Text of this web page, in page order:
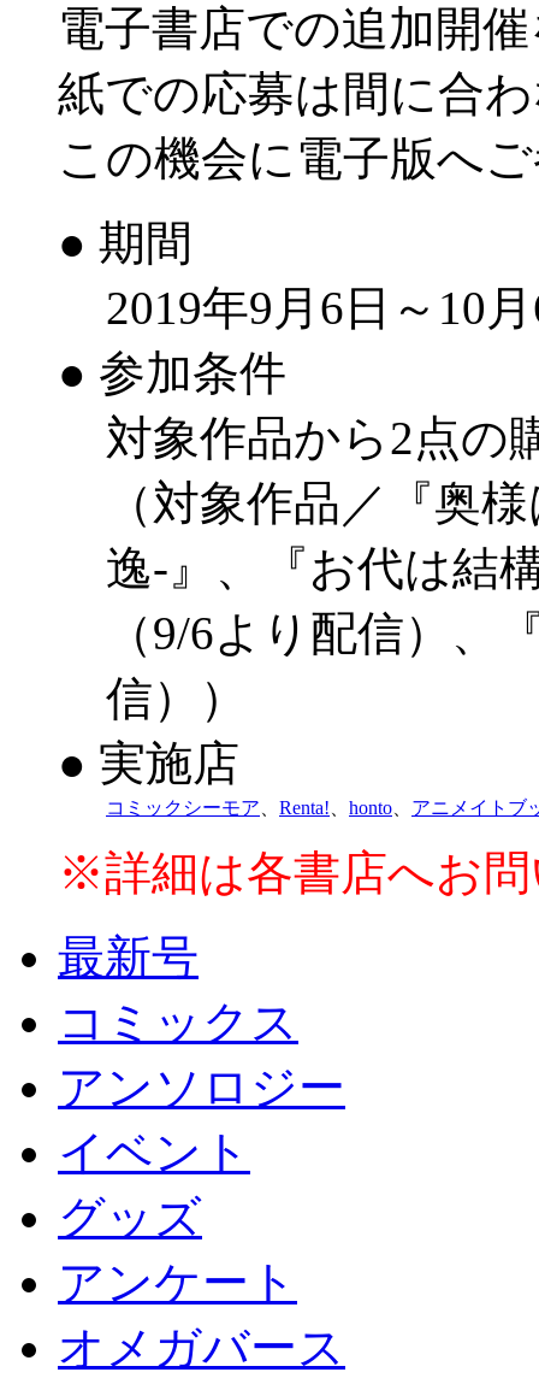
電子書店での追加開
紙での応募は間に合
この機会に電子版へ
● 期間
2019年9月6日～10
● 参加条件
対象作品から2点の
（対象作品／『奥
逸-』、『お代は結
（9/6より配信）、
信））
● 実施店
コミックシーモア Renta! honto アニメイトブ
※詳細は各書店へお
最新号
コミックス
アンソロジー
イベント
グッズ
アンケート
オメガバース